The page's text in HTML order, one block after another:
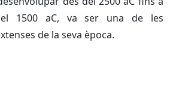
el 1500 aC, va ser una de les
de la seva època.